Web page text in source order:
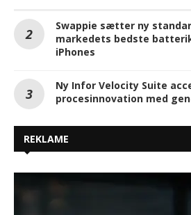
Swappie sætter ny
markedets bedste
iPhones
Ny Infor Velocity Suite
procesinnovation med
REKLAME